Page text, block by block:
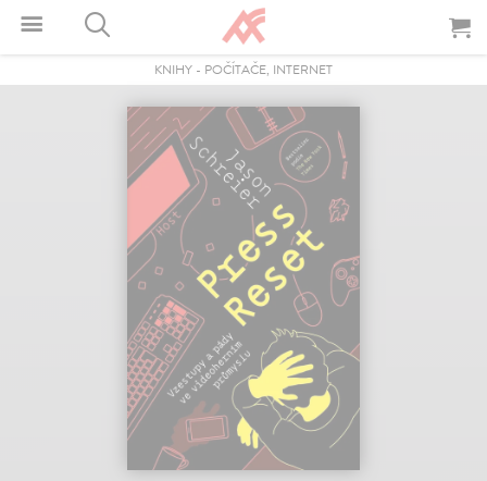
KNIHY - POČÍTAČE, INTERNET